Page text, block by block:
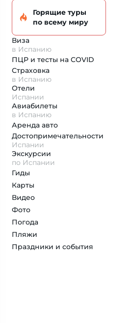
Горящие туры
по всему миру
Виза
в Испанию
ПЦР и тесты на COVID
Страховка
в Испанию
Отели
Испании
Авиабилеты
в Испанию
Аренда авто
Достопримеча­тельности
Испании
Экскурсии
по Испании
Гиды
Карты
Видео
Фото
Погода
Пляжи
Праздники и события